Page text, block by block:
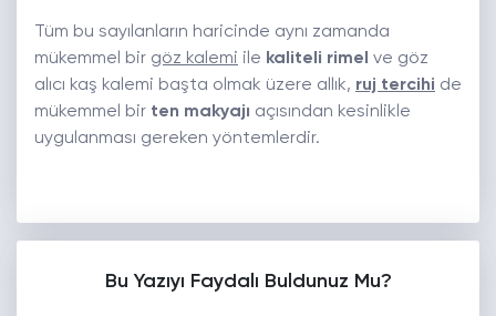
Tüm bu sayılanların haricinde aynı zamanda
mükemmel bir göz kalemi ile kaliteli rimel ve göz
alıcı kaş kalemi başta olmak üzere allık, ruj tercihi de
mükemmel bir ten makyajı açısından kesinlikle
uygulanması gereken yöntemlerdir.
Bu Yazıyı Faydalı Buldunuz Mu?